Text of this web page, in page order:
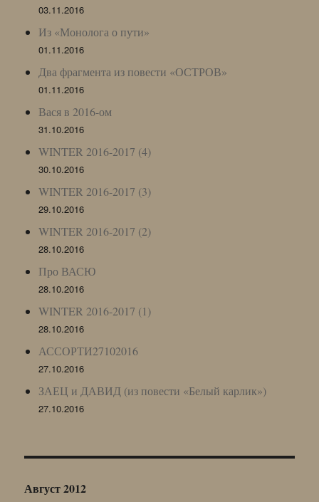
03.11.2016
Из «Монолога о пути»
01.11.2016
Два фрагмента из повести «ОСТРОВ»
01.11.2016
Вася в 2016-ом
31.10.2016
WINTER 2016-2017 (4)
30.10.2016
WINTER 2016-2017 (3)
29.10.2016
WINTER 2016-2017 (2)
28.10.2016
Про ВАСЮ
28.10.2016
WINTER 2016-2017 (1)
28.10.2016
АССОРТИ27102016
27.10.2016
ЗАЕЦ и ДАВИД (из повести «Белый карлик»)
27.10.2016
Август 2012